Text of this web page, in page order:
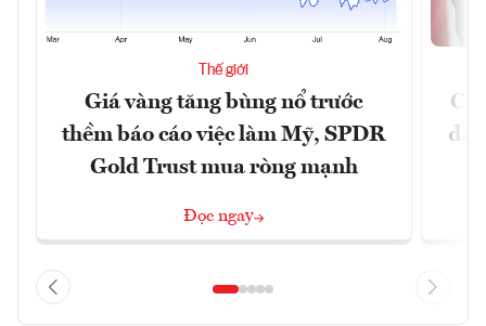
Thế giới
Giá vàng tăng bùng nổ trước
thềm báo cáo việc làm Mỹ, SPDR
Gold Trust mua ròng mạnh
Đọc ngay
đã